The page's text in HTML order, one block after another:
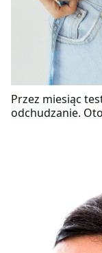
Przez miesiąc
odchudzanie.